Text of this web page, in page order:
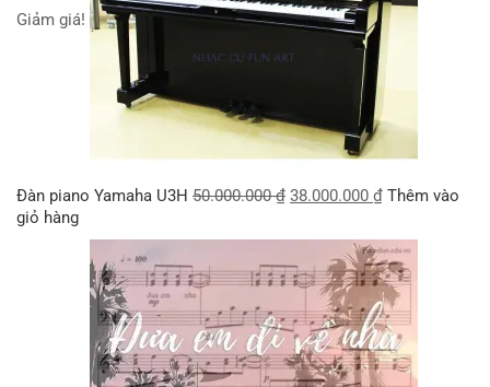
Giảm giá!
Đàn piano Yamaha U3H 50.000.000₫ 38.000.000 ₫ Thêm vào
giỏ hàng